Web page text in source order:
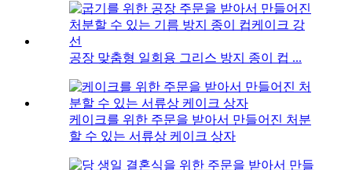
공장 맞춤형 일회용 그리스 방지 종이 컵 ...
케이크를 위한 주문을 받아서 만들어진 처분
할 수 있는 서류상 케이크 상자